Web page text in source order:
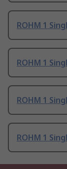
ROHM 1
ROHM 1
ROHM 1
ROHM 1